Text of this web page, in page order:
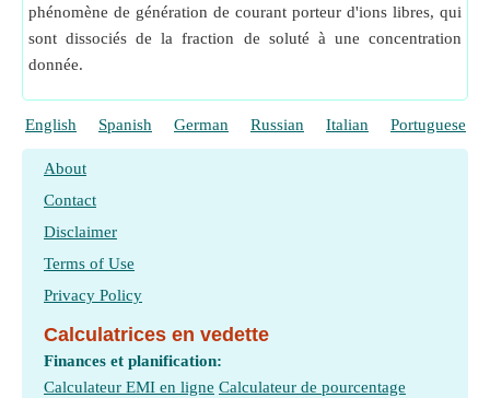
phénomène de génération de courant porteur d'ions libres, qui
sont dissociés de la fraction de soluté à une concentration
donnée.
English Spanish German Russian Italian Portuguese
About
Contact
Disclaimer
Terms of Use
Privacy Policy
Calculatrices en vedette
Finances et planification:
Calculateur EMI en ligne Calculateur de pourcentage